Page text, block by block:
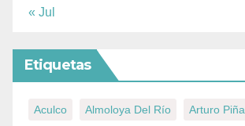
« Jul
Etiquetas
Aculco Almoloya Del Río Arturo Piña